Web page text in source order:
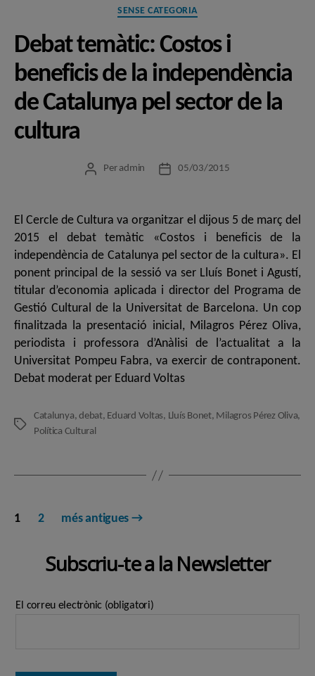
Categories
SENSE CATEGORIA
Debat temàtic: Costos i
beneficis de la independència
de Catalunya pel sector de la
cultura
Autor
Per admin
Data05/03/2015
El Cercle de Cultura va organitzar el dijous 5 de març del
2015 el debat temàtic «Costos i beneficis de la
independència de Catalunya pel sector de la cultura». El
ponent principal de la sessió va ser Lluís Bonet i Agustí,
titular d’economia aplicada i director del Programa de
Gestió Cultural de la Universitat de Barcelona. Un cop
finalitzada la presentació inicial, Milagros Pérez Oliva,
periodista i professora d’Anàlisi de l’actualitat a la
Universitat Pompeu Fabra, va exercir de contraponent.
Debat moderat per Eduard Voltas
Etiquetes
Catalunya,debat, Eduard Voltas, Lluís Bonet, Milagros Pérez Oliva,
Política Cultural
Paginació
entrades
1 2 més antigues →
Subscriu-te a la Newsletter
El correu electrònic (obligatori)